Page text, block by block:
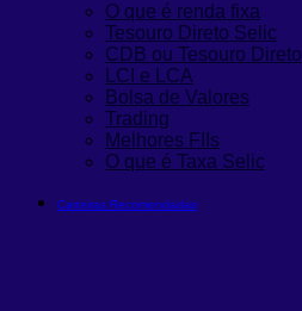
O que é renda fixa
Tesouro Direto Selic
CDB ou Tesouro Direto
LCI e LCA
Bolsa de Valores
Trading
Melhores FIIs
O que é Taxa Selic
Carteiras Recomendadas